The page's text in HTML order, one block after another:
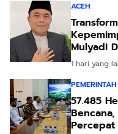
ACEH
Mulyadi
1 hari yang
57.485
Percepat